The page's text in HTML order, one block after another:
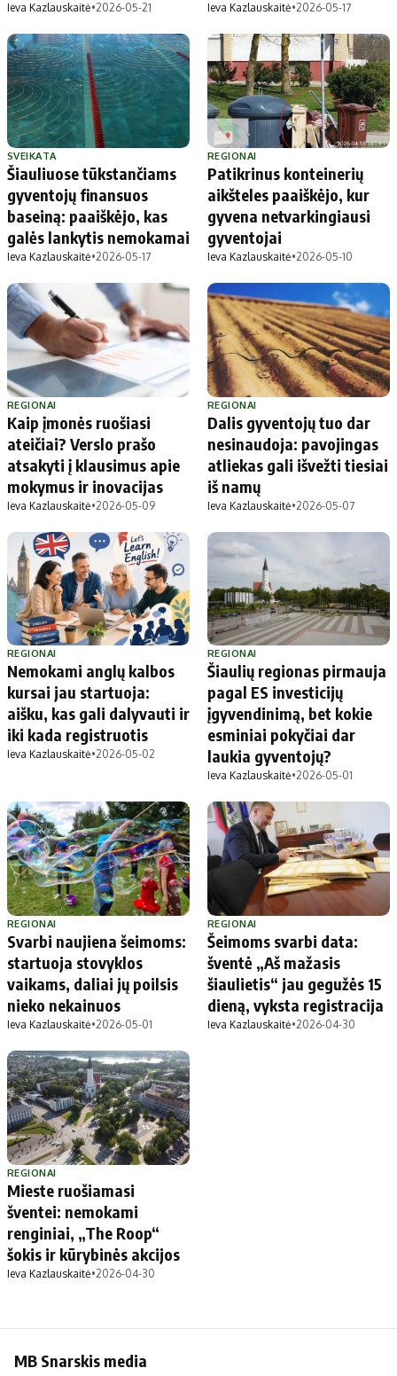
Ieva Kazlauskaitė•2026-05-21 Ieva Kazlauskaitė•2026-05-17
SVEIKATA
Šiauliuose tūkstančiams
gyventojų finansuos
baseiną: paaiškėjo, kas
galės lankytis nemokamai
Ieva Kazlauskaitė•2026-05-17
REGIONAI
Patikrinus konteinerių
aikšteles paaiškėjo, kur
gyvena netvarkingiausi
gyventojai
Ieva Kazlauskaitė•2026-05-10
REGIONAI
Kaip įmonės ruošiasi
ateičiai? Verslo prašo
atsakyti į klausimus apie
mokymus ir inovacijas
Ieva Kazlauskaitė•2026-05-09
REGIONAI
Dalis gyventojų tuo dar
nesinaudoja: pavojingas
atliekas gali išvežti tiesiai
iš namų
Ieva Kazlauskaitė•2026-05-07
REGIONAI
Nemokami anglų kalbos
kursai jau startuoja:
aišku, kas gali dalyvauti ir
iki kada registruotis
Ieva Kazlauskaitė•2026-05-02
REGIONAI
Šiaulių regionas pirmauja
pagal ES investicijų
įgyvendinimą, bet kokie
esminiai pokyčiai dar
laukia gyventojų?
Ieva Kazlauskaitė•2026-05-01
REGIONAI
Svarbi naujiena šeimoms:
startuoja stovyklos
vaikams, daliai jų poilsis
nieko nekainuos
Ieva Kazlauskaitė•2026-05-01
REGIONAI
Šeimoms svarbi data:
šventė „Aš mažasis
šiaulietis“ jau gegužės 15
dieną, vyksta registracija
Ieva Kazlauskaitė•2026-04-30
REGIONAI
Mieste ruošiamasi
šventei: nemokami
renginiai, „The Roop“
šokis ir kūrybinės akcijos
Ieva Kazlauskaitė•2026-04-30
MB Snarskis media